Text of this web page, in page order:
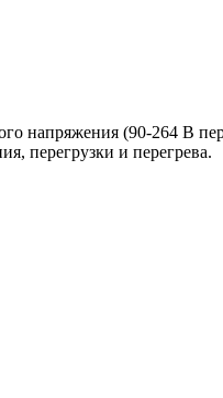
напряжения (90-264 В
перегрузки и перегрева.